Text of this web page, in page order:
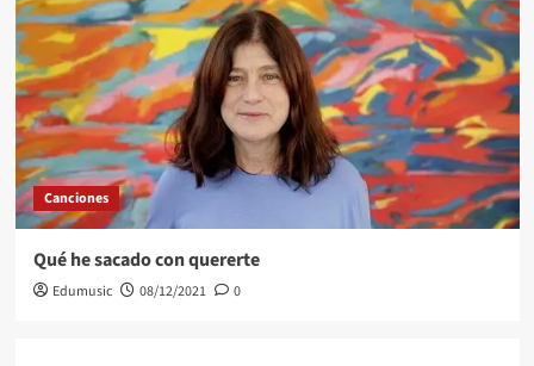
Canciones
Qué he sacado con quererte
Edumusic 08/12/2021 0